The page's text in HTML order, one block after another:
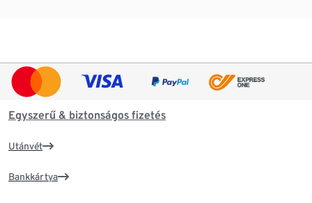
Egyszerű & biztonságos fizetés
Utánvét
Bankkártya